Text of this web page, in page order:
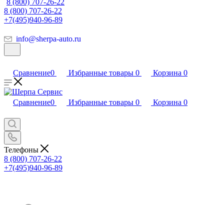
8 (800) 707-26-22
8 (800) 707-26-22
+7(495)940-96-89
info@sherpa-auto.ru
Сравнение0 Избранные товары 0 Корзина 0
Сравнение0 Избранные товары 0 Корзина 0
Телефоны
8 (800) 707-26-22
+7(495)940-96-89